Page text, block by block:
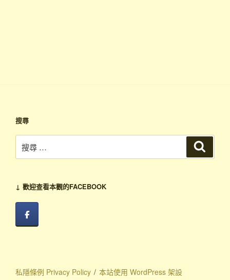
搜尋
尋：
↓ 歡迎查看本觀的FACEBOOK
私隱條例 Privacy Policy 本站使用 WordPress 架設